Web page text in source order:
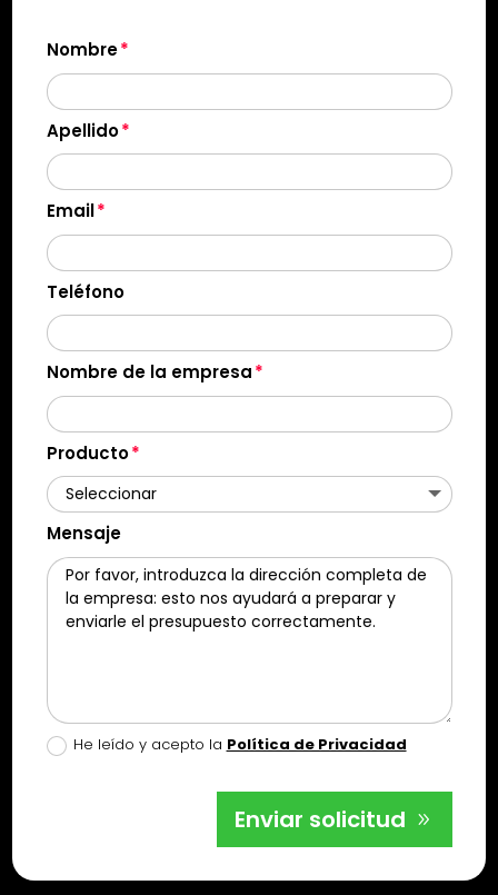
Nombre
Apellido
Email
Teléfono
Nombre de la empresa
Producto
Mensaje
He leído y acepto la Política de Privacidad
Enviar solicitud